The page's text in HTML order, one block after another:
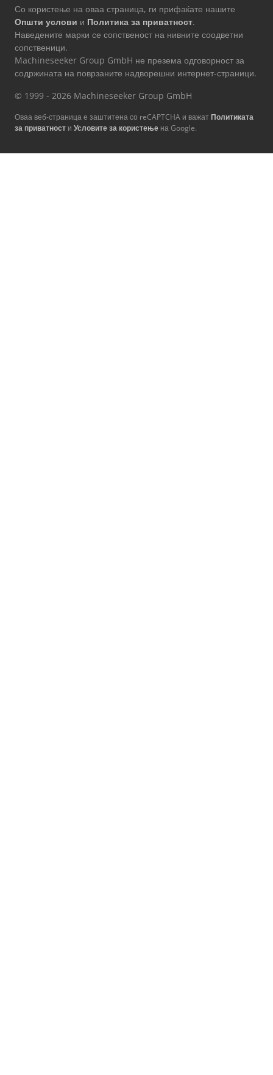
Со користење на оваа страница, ги прифаќате нашите
Општи услови и Политика за приватност.
Наведените марки се сопственост на нивните соодветни
сопственици.
Machineseeker Group GmbH не презема одговорност за
содржината на поврзаните надворешни интернет-страници.
© 1999 - 2026 Machineseeker Group GmbH
Оваа веб-страница е заштитена со reCAPTCHA и важат Политиката
за приватност и Условите за користење на Google.